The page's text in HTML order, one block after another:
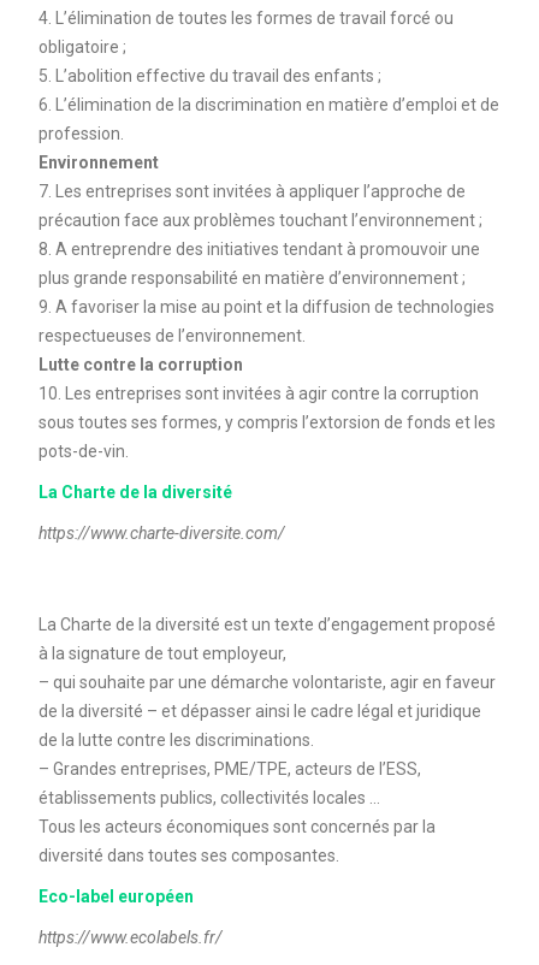
4. L’élimination de toutes les formes de travail forcé ou
obligatoire ;
5. L’abolition effective du travail des enfants ;
6. L’élimination de la discrimination en matière d’emploi et de
profession.
Environnement
7. Les entreprises sont invitées à appliquer l’approche de
précaution face aux problèmes touchant l’environnement ;
8. A entreprendre des initiatives tendant à promouvoir une
plus grande responsabilité en matière d’environnement ;
9. A favoriser la mise au point et la diffusion de technologies
respectueuses de l’environnement.
Lutte contre la corruption
10. Les entreprises sont invitées à agir contre la corruption
sous toutes ses formes, y compris l’extorsion de fonds et les
pots-de-vin.
La Charte de la diversité
https://www.charte-diversite.com/
La Charte de la diversité est un texte d’engagement proposé
à la signature de tout employeur,
– qui souhaite par une démarche volontariste, agir en faveur
de la diversité – et dépasser ainsi le cadre légal et juridique
de la lutte contre les discriminations.
– Grandes entreprises, PME/TPE, acteurs de l’ESS,
établissements publics, collectivités locales …
Tous les acteurs économiques sont concernés par la
diversité dans toutes ses composantes.
Eco-label européen
https://www.ecolabels.fr/